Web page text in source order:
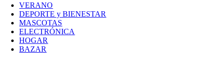
VERANO
DEPORTE y BIENESTAR
MASCOTAS
ELECTRÓNICA
HOGAR
BAZAR